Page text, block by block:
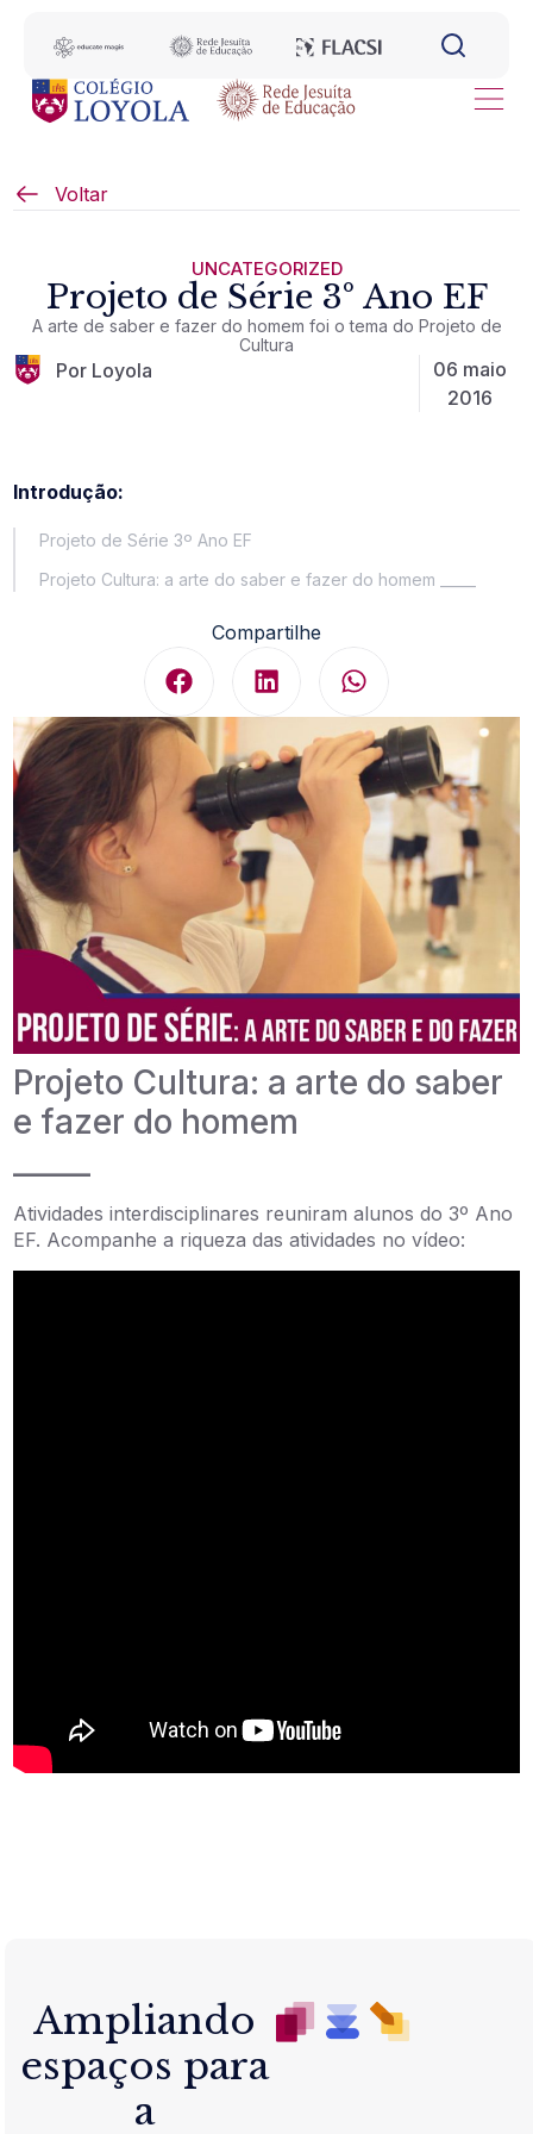
Voltar
UNCATEGORIZED
Projeto de Série 3º Ano EF
A arte de saber e fazer do homem foi o tema do Projeto de
Cultura
Por Loyola
06 maio
2016
Introdução:
Projeto de Série 3º Ano EF
Projeto Cultura: a arte do saber e fazer do homem _____
Compartilhe
Projeto Cultura: a arte do saber
e fazer do homem
Atividades interdisciplinares reuniram alunos do 3º Ano
EF. Acompanhe a riqueza das atividades no vídeo:
Ampliando
espaços para
a